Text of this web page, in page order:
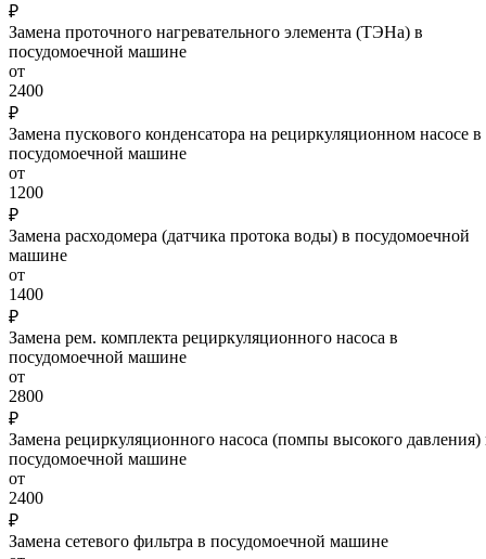
₽
Замена проточного нагревательного элемента (ТЭНа) в
посудомоечной машине
от
2400
₽
Замена пускового конденсатора на рециркуляционном насосе в
посудомоечной машине
от
1200
₽
Замена расходомера (датчика протока воды) в посудомоечной
машине
от
1400
₽
Замена рем. комплекта рециркуляционного насоса в
посудомоечной машине
от
2800
₽
Замена рециркуляционного насоса (помпы высокого давления)
посудомоечной машине
от
2400
₽
Замена сетевого фильтра в посудомоечной машине